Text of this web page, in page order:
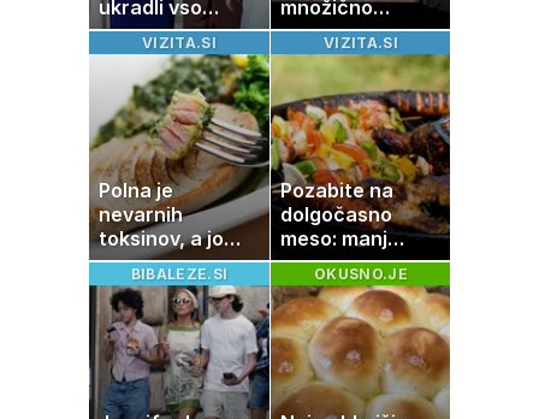
ukradli vso
pozornost
množično
prodajajo
družinske
zbirke: raje imajo
denar kot
umetnine
VIZITA.SI
Polna je
nevarnih
toksinov, a jo
imamo vsi radi:
to je najbolj
nezdrava riba, ki
jo mnogi redno
uživajo
VIZITA.SI
Pozabite na
dolgočasno
meso: manj
maščobe, več
svežine
BIBALEZE.SI OKUSNO.JE